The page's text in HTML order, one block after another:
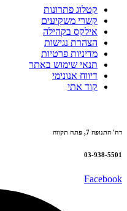
קטלוג פתרונות
קשרי משקיעים
אילקס בקהילה
הצהרת נגישות
מדיניות פרטיות
תנאי שימוש באתר
דיווח אנונימי
קוד אתי
רח' התנופה 7, פתח תקווה
03-938-5501
Facebook